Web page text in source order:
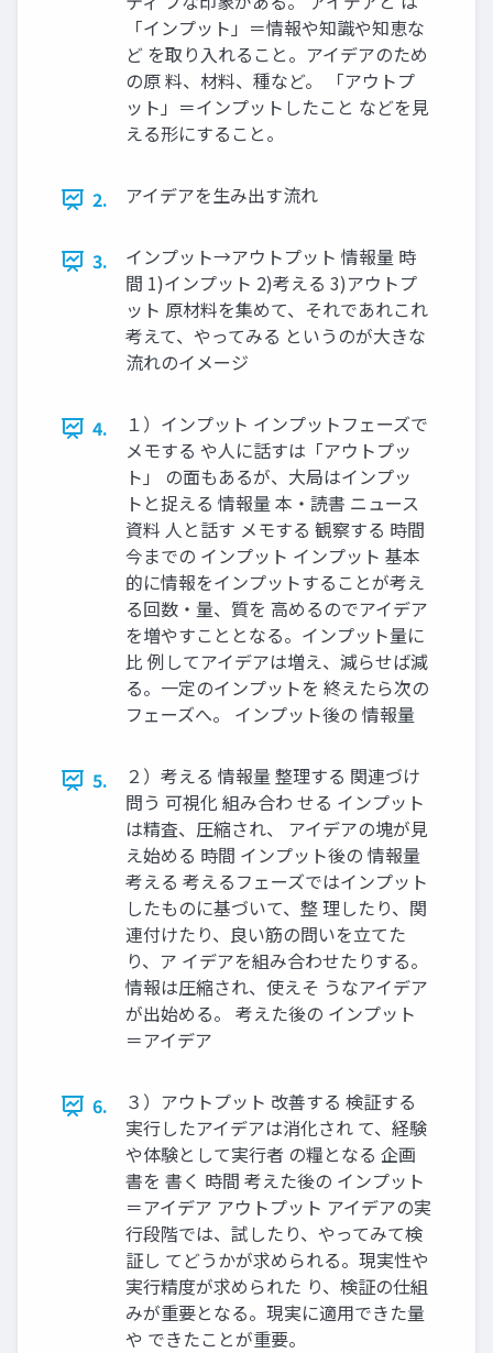
「インプット」＝情報や知識や知恵な
ど を取り入れること。アイデアのため
の原 料、材料、種など。 「アウトプ
ット」＝インプットしたこと などを見
える形にすること。
2. アイデアを生み出す流れ
3.
インプット→アウトプット 情報量 時
間 1)インプット 2)考える 3)アウトプ
ット 原材料を集めて、それであれこれ
考えて、やってみる というのが大きな
流れのイメージ
4.
１）インプット インプットフェーズで
メモする や人に話すは「アウトプッ
ト」 の面もあるが、大局はインプッ
トと捉える 情報量 本・読書 ニュース
資料 人と話す メモする 観察する 時間
今までの インプット インプット 基本
的に情報をインプットすることが考え
る回数・量、質を 高めるのでアイデア
を増やすこととなる。インプット量に
比 例してアイデアは増え、減らせば減
る。一定のインプットを 終えたら次の
フェーズへ。 インプット後の 情報量
5.
２）考える 情報量 整理する 関連づけ
問う 可視化 組み合わ せる インプット
は精査、圧縮され、 アイデアの塊が見
え始める 時間 インプット後の 情報量
考える 考えるフェーズではインプット
したものに基づいて、整 理したり、関
連付けたり、良い筋の問いを立てた
り、ア イデアを組み合わせたりする。
情報は圧縮され、使えそ うなアイデア
が出始める。 考えた後の インプット
＝アイデア
6.
３）アウトプット 改善する 検証する
実行したアイデアは消化され て、経験
や体験として実行者 の糧となる 企画
書を 書く 時間 考えた後の インプット
＝アイデア アウトプット アイデアの実
行段階では、試したり、やってみて検
証し てどうかが求められる。現実性や
実行精度が求められた り、検証の仕組
みが重要となる。現実に適用できた量
や できたことが重要。